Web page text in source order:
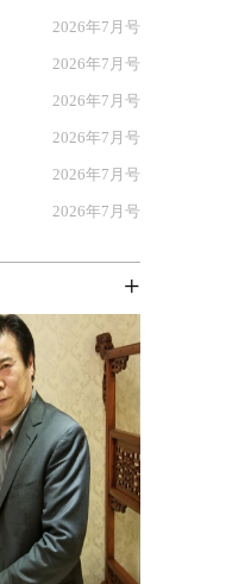
2026年7月号
2026年7月号
2026年7月号
2026年7月号
2026年7月号
2026年7月号
+